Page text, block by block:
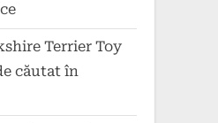
Terrier Toy
căutat în